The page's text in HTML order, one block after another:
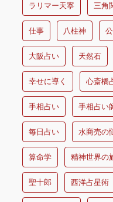
ラリマー天寧 三角
仕事 八柱神
大阪占い 天然石
幸せに導く 心斎橋
手相占い 手相占い
毎日占い 水商売の
算命学 精神世界の
聖十郎 西洋占星術